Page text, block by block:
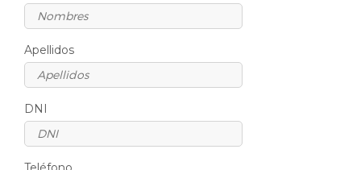
Apellidos
DNI